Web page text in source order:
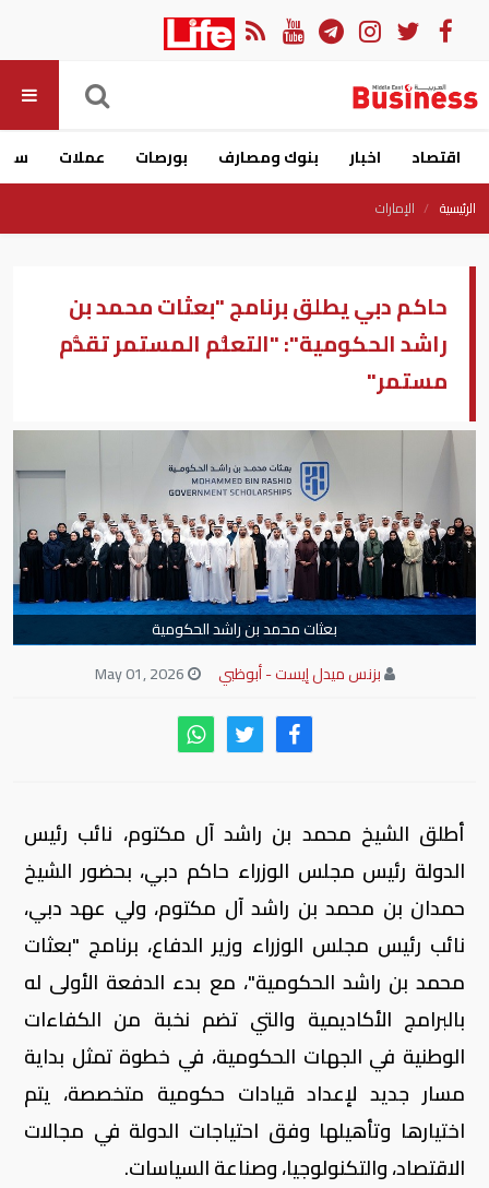
اقتصاد اخبار بنوك ومصارف بورصات عملات
الرئيسية الإمارات
حاكم دبي يطلق برنامج "بعثات محمد بن
راشد الحكومية": "التعلُّم المستمر تقدُّم
مستمر"
بعثات محمد بن راشد الحكومية
بزنس ميدل إيست - أبوظبي
أطلق الشيخ محمد بن راشد آل مكتوم، نائب رئيس
الدولة رئيس مجلس الوزراء حاكم دبي، بحضور الشيخ
حمدان بن محمد بن راشد آل مكتوم، ولي عهد دبي،
نائب رئيس مجلس الوزراء وزير الدفاع، برنامج "بعثات
محمد بن راشد الحكومية"، مع بدء الدفعة الأولى له
بالبرامج الأكاديمية والتي تضم نخبة من الكفاءات
الوطنية في الجهات الحكومية، في خطوة تمثل بداية
مسار جديد لإعداد قيادات حكومية متخصصة، يتم
اختيارها وتأهيلها وفق احتياجات الدولة في مجالات
الاقتصاد، والتكنولوجيا، وصناعة السياسات.